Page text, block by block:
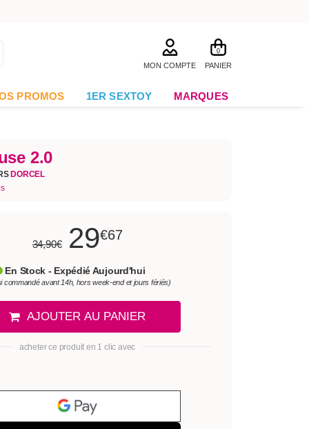
MON COMPTE
0
PANIER
PROMOS 1ER SEXTOY MARQUES
2.0
DORCEL
34,90€ 29€67
En Stock - Expédié Aujourd'hui
commandé avant 14h, hors week-end et jours fériés)
AJOUTER AU PANIER
acheter ce produit en 1 clic avec